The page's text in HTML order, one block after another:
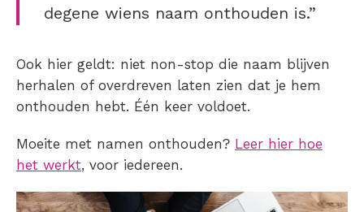
degene wiens naam onthouden is.”
Ook hier geldt: niet non-stop die naam blijven
herhalen of overdreven laten zien dat je hem
onthouden hebt. Één keer voldoet.
Moeite met namen onthouden? Leer hier hoe
het werkt, voor iedereen.